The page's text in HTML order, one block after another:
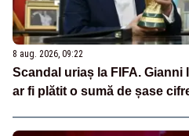
8 aug. 2026, 09:22
Scandal uriaș la FIFA. Gianni
ar fi plătit o sumă de șase